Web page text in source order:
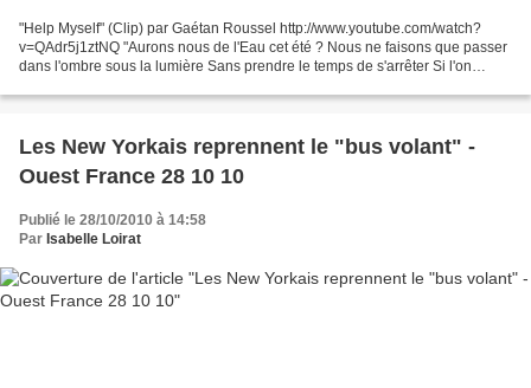
"Help Myself" (Clip) par Gaétan Roussel http://www.youtube.com/watch?
v=QAdr5j1ztNQ "Aurons nous de l'Eau cet été ? Nous ne faisons que passer
dans l'ombre sous la lumière Sans prendre le temps de s'arrêter Si l'on
Les New Yorkais reprennent le "bus volant" -
Ouest France 28 10 10
Publié le 28/10/2010 à 14:58
Par Isabelle Loirat